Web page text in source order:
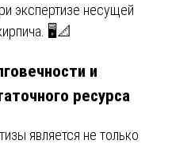
экспертизе несущей
🖥️📐
и
ресурса
является не только